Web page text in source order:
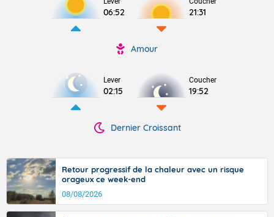
06:52 21:31
Amour
Lever
02:15
Coucher
19:52
Dernier Croissant
Retour progressif de la chaleur avec un risque
orageux ce week-end
08/08/2026